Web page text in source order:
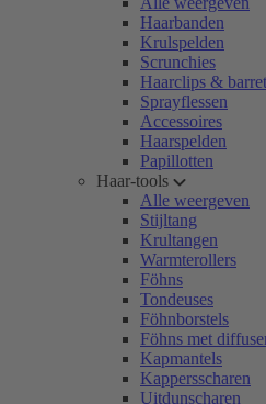
Haarbanden
Krulspelden
Scrunchies
Haarclips &
Sprayflessen
Accessoires
Haarspelden
Papillotten
Haar-tools
Alle weergeven
Stijltang
Krultangen
Warmterollers
Föhns
Tondeuses
Föhnborstels
Föhns met
Kapmantels
Kappersscharen
Uitdunscharen